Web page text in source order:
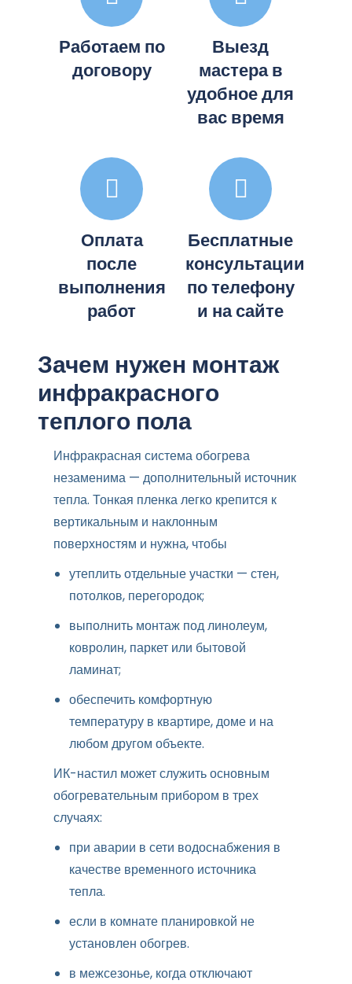
Работаем по
договору
Выезд
мастера в
удобное для
вас время
Оплата
после
выполнения
работ
Бесплатные
консультации
по телефону
и на сайте
Зачем нужен монтаж
инфракрасного
теплого пола
Инфракрасная система обогрева
незаменима — дополнительный источник
тепла. Тонкая пленка легко крепится к
вертикальным и наклонным
поверхностям и нужна, чтобы
утеплить отдельные участки — стен,
потолков, перегородок;
выполнить монтаж под линолеум,
ковролин, паркет или бытовой
ламинат;
обеспечить комфортную
температуру в квартире, доме и на
любом другом объекте.
ИК-настил может служить основным
обогревательным прибором в трех
случаях:
при аварии в сети водоснабжения в
качестве временного источника
тепла.
если в комнате планировкой не
установлен обогрев.
в межсезонье, когда отключают